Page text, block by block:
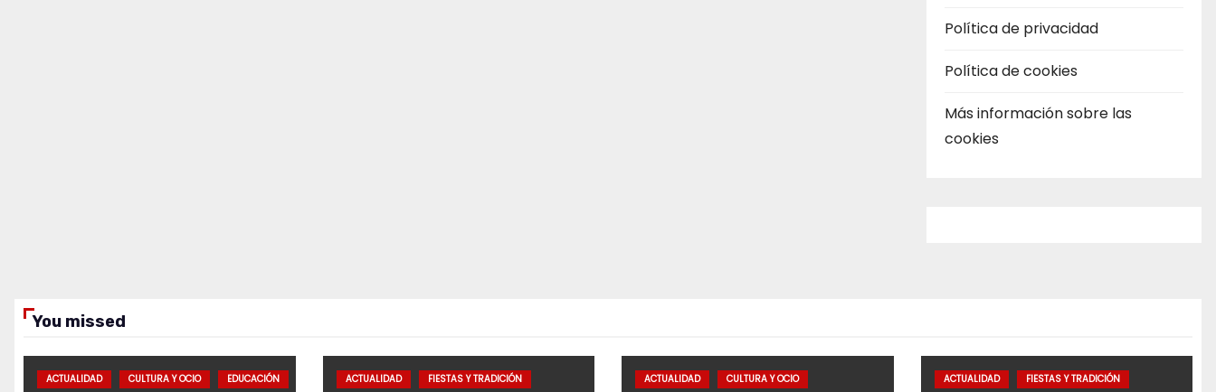
Política de privacidad
Política de cookies
Más información sobre las
cookies
You missed
ACTUALIDAD CULTURA Y OCIO EDUCACIÓN ACTUALIDAD FIESTAS Y TRADICIÓN ACTUALIDAD CULTURA Y OCIO ACTUALIDAD FIESTAS Y TRADICIÓN